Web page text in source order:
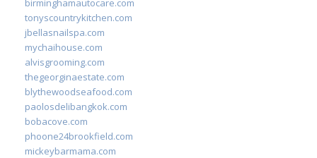
tonyscountrykitchen.com
jbellasnailspa.com
mychaihouse.com
alvisgrooming.com
thegeorginaestate.com
blythewoodseafood.com
paolosdelibangkok.com
bobacove.com
phoone24brookfield.com
mickeybarmama.com